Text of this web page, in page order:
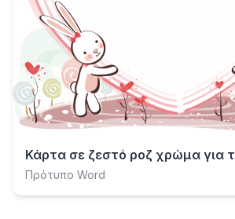
Πρότυπο Word